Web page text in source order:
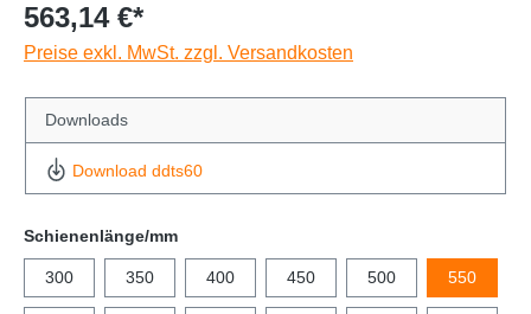
563,14 €*
Preise exkl. MwSt. zzgl. Versandkosten
Downloads
Download ddts60
Schienenlänge/mm
300 350 400 450 500 550